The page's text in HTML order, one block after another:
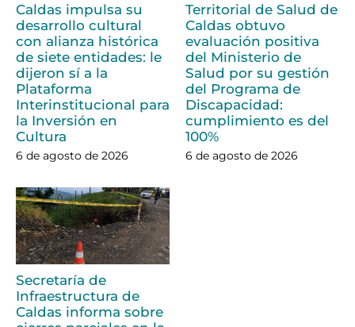
Caldas impulsa su
desarrollo cultural
con alianza histórica
de siete entidades: le
dijeron sí a la
Plataforma
Interinstitucional para
la Inversión en
Cultura
6 de agosto de 2026
Territorial de Salud de
Caldas obtuvo
evaluación positiva
del Ministerio de
Salud por su gestión
del Programa de
Discapacidad:
cumplimiento es del
100%
6 de agosto de 2026
Secretaría de
Infraestructura de
Caldas informa sobre